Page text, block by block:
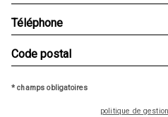
* champs obligatoires
politique de